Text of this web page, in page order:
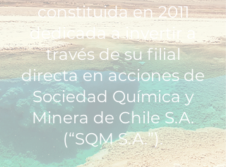
constituida en 2011
dedicada a invertir a
través de su filial
directa en acciones de
Sociedad Química y
Minera de Chile S.A.
(“SQM S.A.”).